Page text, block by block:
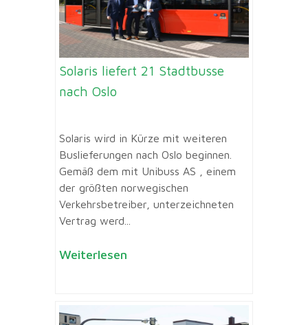
Solaris liefert 21 Stadtbusse
nach Oslo
Solaris wird in Kürze mit weiteren
Buslieferungen nach Oslo beginnen.
Gemäß dem mit Unibuss AS , einem
der größten norwegischen
Verkehrsbetreiber, unterzeichneten
Vertrag werd...
Weiterlesen